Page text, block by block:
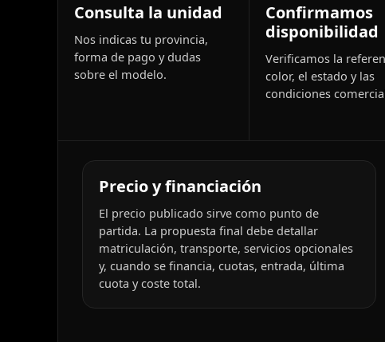
Consulta la unidad
Nos indicas tu provincia,
forma de pago y dudas
sobre el modelo.
Confirmamos
disponibilidad
Verificamos la
color, el estado y las
condiciones
Precio y financiación
El precio publicado sirve como punto de
partida. La propuesta final debe detallar
matriculación, transporte, servicios opcionales
y, cuando se financia, cuotas, entrada, última
cuota y coste total.